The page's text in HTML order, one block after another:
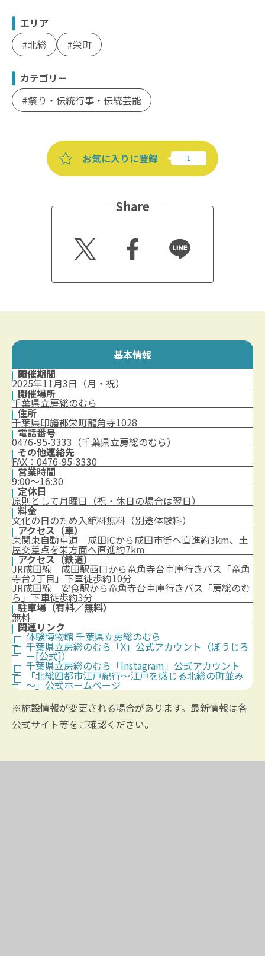
エリア
北総
栄町
カテゴリー
祭り・伝統行事・伝統芸能
お気に入りに登録
Share
Twitt
er
Faceb
ook
Line
基本情報
開催期間
2025年11月3日（月・祝）
開催場所
千葉県立房総のむら
住所
千葉県印旛郡栄町龍角寺1028
電話番号
0476-95-3333（千葉県立房総のむら）
その他連絡先
FAX：0476-95-3330
営業時間
9:00～16:30
定休日
原則として月曜日（祝・休日の場合は翌日）
料金
文化の日のため入館料無料（別途体験料）
アクセス（車）
東関東自動車道 成田ICから成田市街へ直進約3km、土
屋交差点を栄方面へ直進約7km
アクセス（鉄道）
JR成田線 成田駅西口から竜角寺台車庫行きバス「竜角
寺台2丁目」下車徒歩約10分
JR成田線 安食駅から竜角寺台車庫行きバス「房総のむ
ら」下車徒歩約3分
駐車場（有料／無料）
無料
関連リンク
体験博物館 千葉県立房総のむら
千葉県立房総のむら「X」公式アカウント（ぼうじろ
ー[公式]）
千葉県立房総のむら「Instagram」公式アカウント
「北総四都市江戸紀行～江戸を感じる北総の町並み
～」公式ホームページ
※施設情報が変更される場合があります。最新情報は各
公式サイト等をご確認ください。